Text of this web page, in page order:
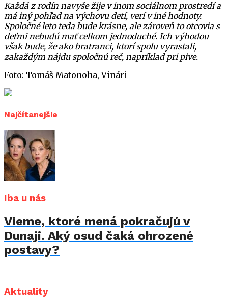
Každá z rodín navyše žije v inom sociálnom prostredí a
má iný pohľad na výchovu detí, verí v iné hodnoty.
Spoločné leto teda bude krásne, ale zároveň to otcovia s
deťmi nebudú mať celkom jednoduché. Ich výhodou
však bude, že ako bratranci, ktorí spolu vyrastali,
zakaždým nájdu spoločnú reč, napríklad pri pive.
Foto: Tomáš Matonoha, Vinári
Najčítanejšie
Iba u nás
Vieme, ktoré mená pokračujú v
Dunaji. Aký osud čaká ohrozené
postavy?
Aktuality